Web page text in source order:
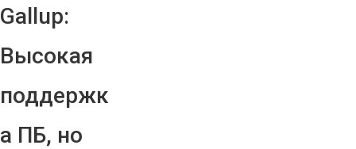
Gallup:
Высокая
поддержк
а ПБ, но